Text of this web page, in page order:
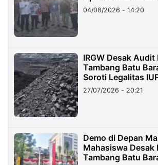
04/08/2026 - 14:20
IRGW Desak
Tambang Batu
Soroti Legalitas
Stockpile
27/07/2026 - 20:21
Demo di Depan
Mahasiswa Desak
Tambang Batu